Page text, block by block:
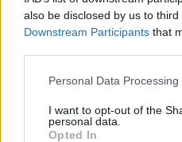
also be disclosed by us to
Downstream Participants that
Personal Data
I want to opt-out of the
personal data.
Opted In